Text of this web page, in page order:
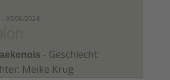
05/08/2024
- Geschlecht:
Meike Krug